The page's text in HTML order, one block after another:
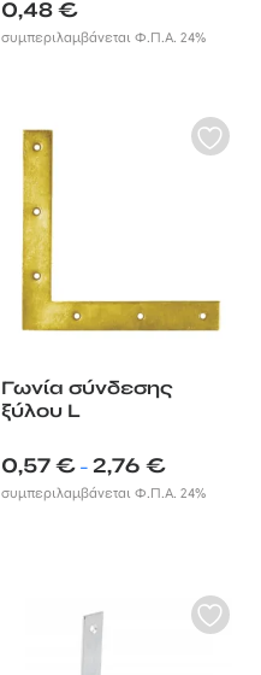
0,48€
συμπεριλαμβάνεται Φ.Π.Α. 24%
Γωνία σύνδεσης
ξύλου L
0,57€ – 2,76€
range:
συμπεριλαμβάνεται Φ.Π.Α. 24%